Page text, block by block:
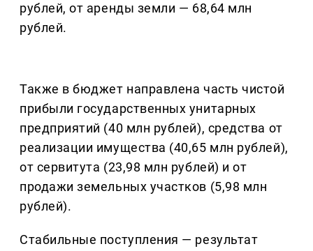
рублей, от аренды земли — 68,64 млн
рублей.
Также в бюджет направлена часть чистой
прибыли государственных унитарных
предприятий (40 млн рублей), средства от
реализации имущества (40,65 млн рублей),
от сервитута (23,98 млн рублей) и от
продажи земельных участков (5,98 млн
рублей).
Стабильные поступления — результат